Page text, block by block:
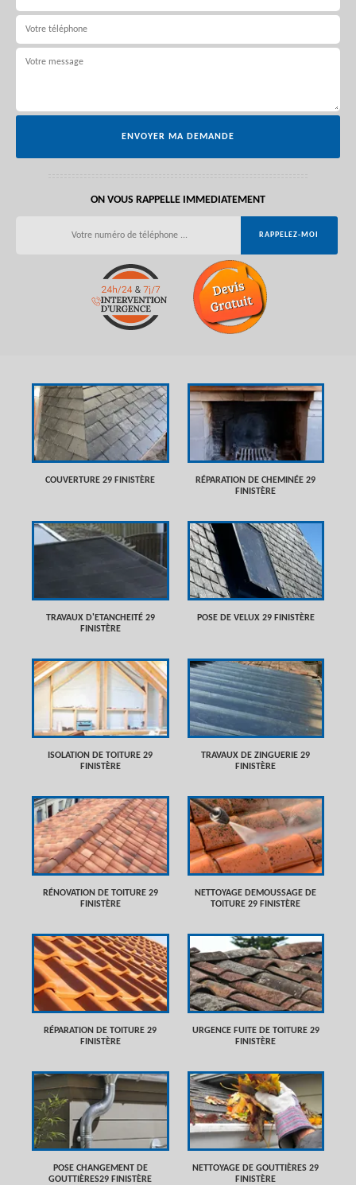
ON VOUS RAPPELLE IMMEDIATEMENT
COUVERTURE 29 FINISTÈRE
RÉPARATION DE CHEMINÉE 29
FINISTÈRE
TRAVAUX D'ETANCHEITÉ 29
FINISTÈRE
POSE DE VELUX 29 FINISTÈRE
ISOLATION DE TOITURE 29
FINISTÈRE
TRAVAUX DE ZINGUERIE 29
FINISTÈRE
RÉNOVATION DE TOITURE 29
FINISTÈRE
NETTOYAGE DEMOUSSAGE DE
TOITURE 29 FINISTÈRE
RÉPARATION DE TOITURE 29
FINISTÈRE
URGENCE FUITE DE TOITURE 29
FINISTÈRE
POSE CHANGEMENT DE
GOUTTIÈRES29 FINISTÈRE
NETTOYAGE DE GOUTTIÈRES 29
FINISTÈRE